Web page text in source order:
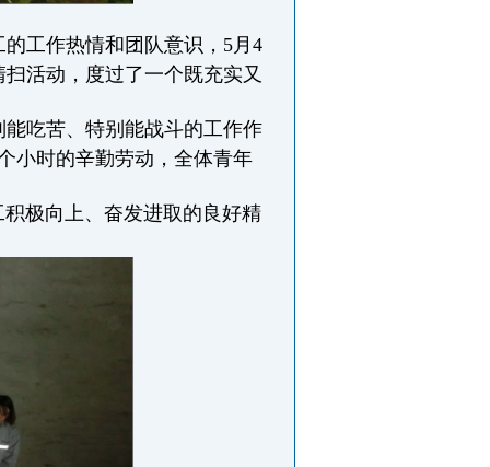
工作热情和团队意识， 5月4
活动，度过了一个既充实又
吃苦、特别能战斗的工作作
小时的辛勤劳动，全体青年
极向上、奋发进取的良好精